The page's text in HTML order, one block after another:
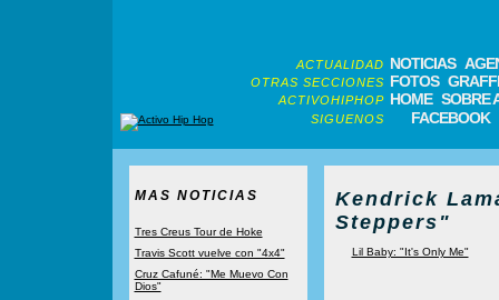
ACTUALIDAD NOTICIAS
OTRAS SECCIONES FOTOS
ACTIVOHIPHOP HOME SOBRE
SIGUENOS FACEBOOK
MAS NOTICIAS
Tres Creus Tour de Hoke
Travis Scott vuelve con "4x4"
Cruz Cafuné: "Me Muevo Con
Dios"
Kendrick
Steppers"
Lil Baby: "It's Only Me"